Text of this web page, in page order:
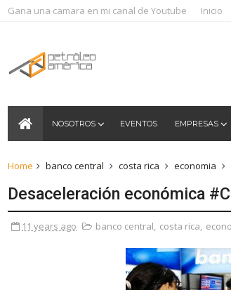
Gana una camara en mi canal de Youtube Inicio
NOSOTROS EVENTOS EMPRESAS
Home banco central costa rica economia
Desaceleración económica
11 years ago banco central, costa rica,